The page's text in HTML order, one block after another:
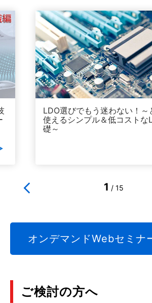
LDO選びでもう迷わない！～
使えるシンプル＆低コストな
礎～
1 / 15
オンデマンドWebセミ
ご検討の方へ